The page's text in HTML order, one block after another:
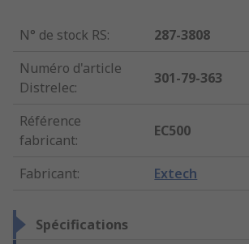
N° de stock RS:
287-3808
Numéro d'article
Distrelec:
301-79-363
Référence
fabricant:
EC500
Fabricant: Extech
Spécifications